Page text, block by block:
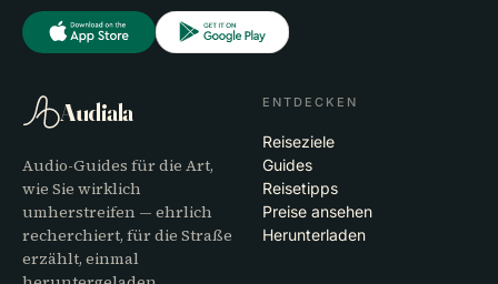
Audiala
Audio-Guides für die Art,
wie Sie wirklich
umherstreifen — ehrlich
recherchiert, für die Straße
erzählt, einmal
ENTDECKEN
Reiseziele
Guides
Reisetipps
Preise ansehen
Herunterladen